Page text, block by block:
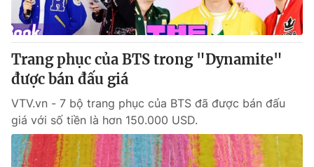
Trang phục của BTS trong "Dynamite"
được bán đấu giá
VTV.vn - 7 bộ trang phục của BTS đã được bán đấu
giá với số tiền là hơn 150.000 USD.